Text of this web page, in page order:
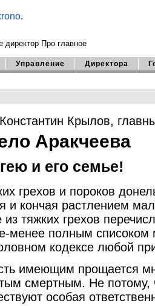
.
директор Про главное
Управление Директора
Константин Крылов,
Аракчеева
и его семье!
грехов и пороков
и кончая растлением
тяжких грехов
менее полным списоком
кодексе любой
имеющим прощается
смертным. Не
особая